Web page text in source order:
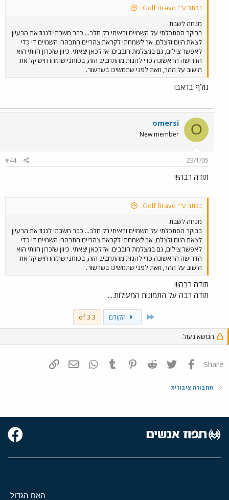
נכתב ע"י Golf Bravo:
מנחה לשבת
בבוקר הסתכלתי על השמיים וראיתי רק חלב... כבר חשבתי לגנוז את הרעיון
לצאת היום ולצלם, אך לשמחתי לקראת צהריים התבהרו השמיים די כדי
לאפשר צילום, גם במצלמת חובבים. אז לכאן יצאתי. כיוון שזכרון חזותי הוא
הדרישה הראשונה כדי להנות מהתחביב הזה, בטוחני שתזהו חיש קל את
הישוב על ההר, וזאת לפני שתמשיכו בשרשור.
גולף בראבו
O
omersi
New member
23/1/05
#44
תודה רבה!!!
נכתב ע"י Golf Bravo:
מנחה לשבת
בבוקר הסתכלתי על השמיים וראיתי רק חלב... כבר חשבתי לגנוז את הרעיון
לצאת היום ולצלם, אך לשמחתי לקראת צהריים התבהרו השמיים די כדי
לאפשר צילום, גם במצלמת חובבים. אז לכאן יצאתי. כיוון שזכרון חזותי הוא
הדרישה הראשונה כדי להנות מהתחביב הזה, בטוחני שתזהו חיש קל את
הישוב על ההר, וזאת לפני שתמשיכו בשרשור.
תודה רבה!!!
תודה רבה על התמונות המעולות....
First הקודם 3 of 3
הנושא נעול.
Share: פייסבוק Twitter
Reddit
Pinterest
Tumblr
WhatsAppדואר אלקטרוני
תחבורה ציבורית
האח הגדול